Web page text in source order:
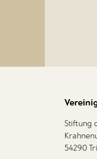
Stiftung
54290